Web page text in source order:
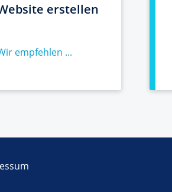
erstellen
empfehlen ...